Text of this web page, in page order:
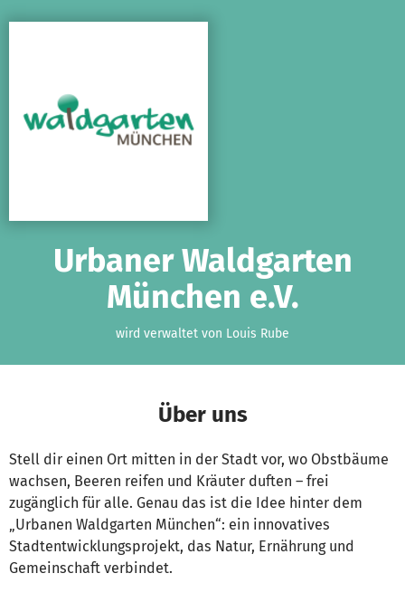
Urbaner Waldgarten
München e.V.
wird verwaltet von Louis Rube
Über uns
Stell dir einen Ort mitten in der Stadt vor, wo Obstbäume
wachsen, Beeren reifen und Kräuter duften – frei
zugänglich für alle. Genau das ist die Idee hinter dem
„Urbanen Waldgarten München“: ein innovatives
Stadtentwicklungsprojekt, das Natur, Ernährung und
Gemeinschaft verbindet.